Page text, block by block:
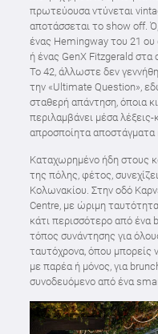
πρωτεύουσα ντύνεται
αποτάσσεται το show off.
ένας Hemingway του 21 ου
ή ένας GenX Fitzgerald στα
Το 42, άλλωστε δεν
την «Ultimate Question»,
σταθερή απάντηση, όποια
περιλαμβάνει μέσα
απροσποίητα αποστάγματα
Καταχωρημένο ήδη στους
της πόλης, φέτος,
Κολωνακίου. Στην οδό
Centre, με ώριμη
κάτι περισσότερο από ένα
τόπος συνάντησης για
ταυτόχρονα, όπου μπορείς
με παρέα ή μόνος, για
συνοδευόμενο από ένα